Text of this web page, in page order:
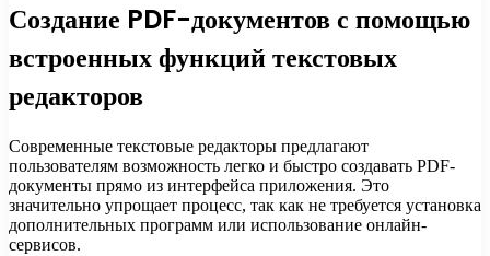
Создание PDF-документов с помощью
встроенных функций текстовых
редакторов
Современные текстовые редакторы предлагают
пользователям возможность легко и быстро создавать PDF-
документы прямо из интерфейса приложения. Это
значительно упрощает процесс, так как не требуется установка
дополнительных программ или использование онлайн-
сервисов.